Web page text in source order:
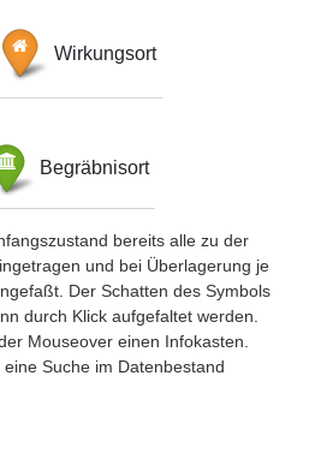
Wirkungsort
Begräbnisort
bereits alle zu der
und bei Überlagerung je
Der Schatten des Symbols
durch Klick aufgefaltet werden.
Mouseover einen Infokasten.
Suche im Datenbestand